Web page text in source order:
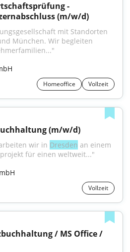
-
(m/w/d)
mit Standorten
München. Wir begleiten
Homeoffice Vollzeit
(m/w/d)
wir in Dresden an einem
für einen weltweit..."
Vollzeit
/ MS Office /